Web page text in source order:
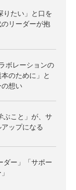
りたい」と口を
リーダーが抱
ボレーションの
のために」と
想い
ぶこと」が、サ
ップになる
ダー」「サポー